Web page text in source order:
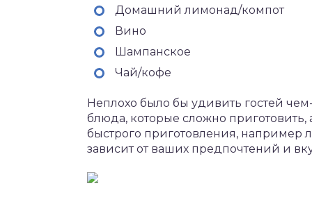
Домашний лимонад/компот
Вино
Шампанское
Чай/кофе
Неплохо было бы удивить гостей
блюда, которые сложно
быстрого приготовления, например
зависит от ваших предпочтений и